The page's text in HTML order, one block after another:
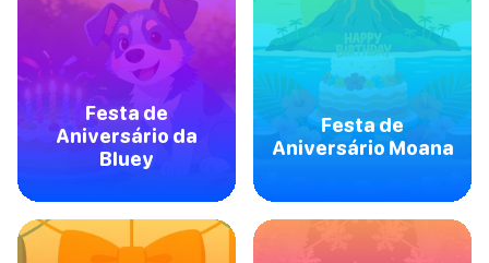
Festa de
Aniversário da
Bluey
Festa de
Aniversário Moana